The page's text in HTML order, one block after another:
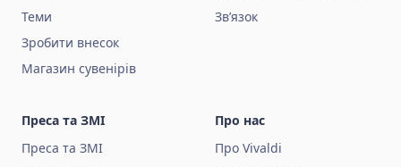
Теми
Зробити внесок
Магазин сувенірів
Зв’язок
Преса та ЗМІ
Преса та ЗМІ
Про нас
Про Vivaldi